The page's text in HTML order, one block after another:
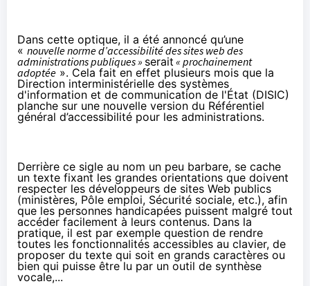
Dans cette optique, il a été annoncé qu’une
« nouvelle norme d’accessibilité des sites web des
administrations publiques » serait « prochainement
adoptée ». Cela fait en effet plusieurs mois que la
Direction interministérielle des systèmes
d'information et de communication de l'État (DISIC)
planche sur une nouvelle version du Référentiel
général d’accessibilité pour les administrations.
Derrière ce sigle au nom un peu barbare, se cache
un texte fixant les grandes orientations que doivent
respecter les développeurs de sites Web publics
(ministères, Pôle emploi, Sécurité sociale, etc.), afin
que les personnes handicapées puissent malgré tout
accéder facilement à leurs contenus. Dans la
pratique, il est par exemple question de rendre
toutes les fonctionnalités accessibles au clavier, de
proposer du texte qui soit en grands caractères ou
bien qui puisse être lu par un outil de synthèse
vocale,...